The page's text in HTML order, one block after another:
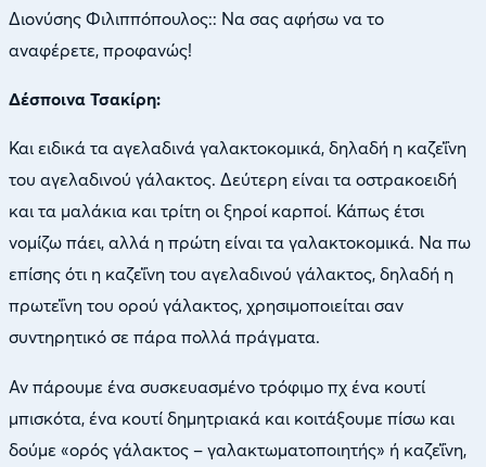
Διονύσης Φιλιππόπουλος:: Να σας αφήσω να το
αναφέρετε, προφανώς!
Δέσποινα Τσακίρη:
Και ειδικά τα αγελαδινά γαλακτοκομικά, δηλαδή η καζεΐνη
του αγελαδινού γάλακτος. Δεύτερη είναι τα οστρακοειδή
και τα μαλάκια και τρίτη οι ξηροί καρποί. Κάπως έτσι
νομίζω πάει, αλλά η πρώτη είναι τα γαλακτοκομικά. Να πω
επίσης ότι η καζεΐνη του αγελαδινού γάλακτος, δηλαδή η
πρωτεΐνη του ορού γάλακτος, χρησιμοποιείται σαν
συντηρητικό σε πάρα πολλά πράγματα.
Αν πάρουμε ένα συσκευασμένο τρόφιμο πχ ένα κουτί
μπισκότα, ένα κουτί δημητριακά και κοιτάξουμε πίσω και
δούμε «ορός γάλακτος – γαλακτωματοποιητής» ή καζεΐνη,